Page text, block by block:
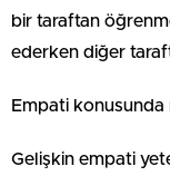
bir taraftan
ederken diğer
Empati
Gelişkin empati